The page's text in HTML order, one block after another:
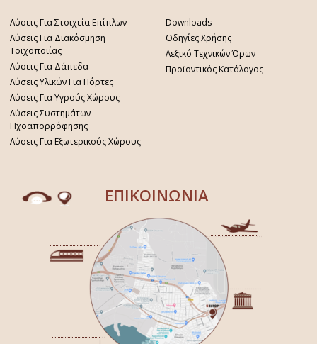
Λύσεις Για Στοιχεία Επίπλων
Λύσεις Για Διακόσμηση
Τοιχοποιίας
Λύσεις Για Δάπεδα
Λύσεις Υλικών Για Πόρτες
Λύσεις Για Υγρούς Χώρους
Λύσεις Συστημάτων
Ηχοαπορρόφησης
Λύσεις Για Εξωτερικούς Χώρους
Downloads
Οδηγίες Χρήσης
Λεξικό Τεχνικών Όρων
Προϊοντικός Κατάλογος
ΕΠΙΚΟΙΝΩΝΙΑ